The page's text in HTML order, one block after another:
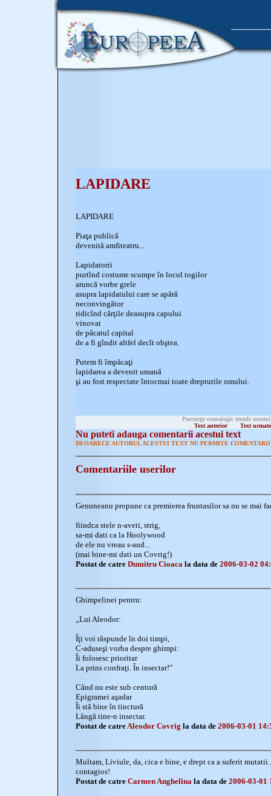
LAPIDARE
LAPIDARE
Piaţa publică
devenită amfiteatru...
Lapidatorii
purtînd costume scumpe în locul togilor
aruncă vorbe grele
asupra lapidatului care se apără
neconvingător
ridicînd cărţile deasupra capului
vinovat
de păcatul capital
de a fi gîndit altfel decît obştea.
Putem fi împăcaţi
lapidarea a devenit umană
şi au fost respectate întocmai toate drepturile omului.
Parcurge cronologic textele
Text anterior
Text
Nu puteti adauga comentarii acestui text
DEOARECE AUTORUL ACESTUI TEXT NU PERMITE
Comentariile userilor
Genuneanu propune ca premierea fruntasilor sa nu se mai
fiindca stele n-aveti, strig,
sa-mi dati ca la Hoolywood
de ele nu vreau s-aud...
(mai bine-mi dati un Covrig!)
Postat de catre Dumitru Cioaca la data de 2006-03-02
Ghimpelinei pentru:
„Lui Aleodor:
Îţi voi răspunde în doi timpi,
C-aduseşi vorba despre ghimpi:
Îi folosesc prioritar
La prins confraţi. În insectar!”
Când nu este sub centură
Epigramei aşadar
Îi stă bine în tinctură
Lângă tine-n insectar.
Postat de catreAleodor Covrig la data de 2006-03-01
Multam, Liviule, da, cica e bine, e drept ca a suferit
contagios!
Postat de catre Carmen Anghelina la data de 2006-03-01